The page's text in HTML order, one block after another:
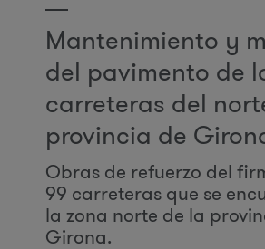
Mantenimiento y
del pavimento de
carreteras del
provincia de
Obras de refuerzo del
99 carreteras que se
la zona norte de la
Girona.